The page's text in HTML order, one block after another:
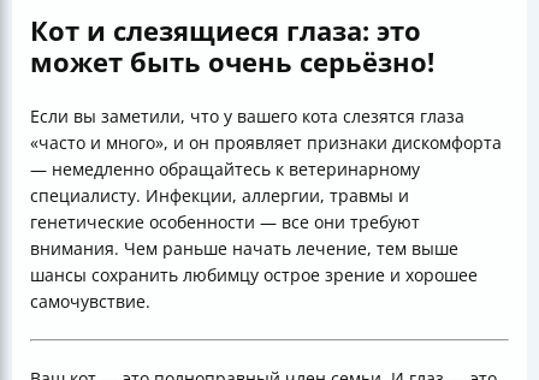
Кот и слезящиеся глаза: это
может быть очень серьёзно!
Если вы заметили, что у вашего кота слезятся глаза
«часто и много», и он проявляет признаки дискомфорта
— немедленно обращайтесь к ветеринарному
специалисту. Инфекции, аллергии, травмы и
генетические особенности — все они требуют
внимания. Чем раньше начать лечение, тем выше
шансы сохранить любимцу острое зрение и хорошее
самочувствие.